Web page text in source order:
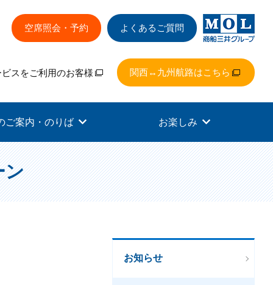
ご案内・のりば お楽しみ
空席照会・予約 よくあるご質問
スをご利用のお客様 関西↔九州航路はこちら
ン
お知らせ